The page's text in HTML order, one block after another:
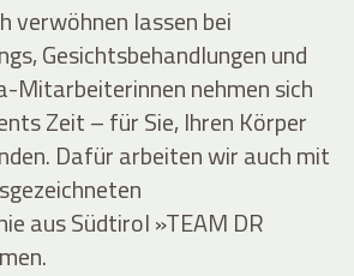
verwöhnen lassen bei
Gesichtsbehandlungen und
Mitarbeiterinnen nehmen sich
Zeit – für Sie, Ihren Körper
Dafür arbeiten wir auch mit
aus Südtirol »TEAM DR